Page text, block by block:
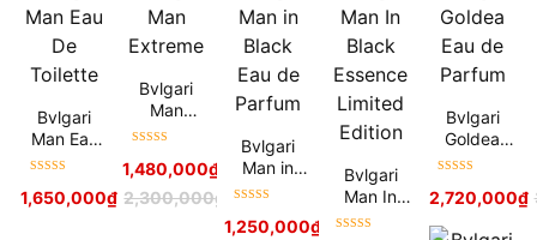
Bvlgari
Man Eau
De Toilette
hạng5sao 2,300,000₫
1,650,000₫
Bvlgari
Man
Extreme
hạng5sao 2,000,000
1,480,000₫
Bvlgari
Man in
Black Eau
hạng5sao
1,250,000₫ 2,200,000 ₫
Bvlgari
Man In
Black
Bvlgari
Goldea
Eau de
hạng5sao
2,720,000₫